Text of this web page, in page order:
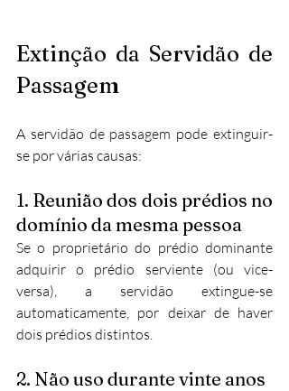
Extinção da Servidão de
Passagem
A servidão de passagem pode extinguir-
se por várias causas:
1. Reunião dos dois prédios no
domínio da mesma pessoa
Se o proprietário do prédio dominante
adquirir o prédio serviente (ou vice-
versa), a servidão extingue-se
automaticamente, por deixar de haver
dois prédios distintos.
2. Não uso durante vinte anos